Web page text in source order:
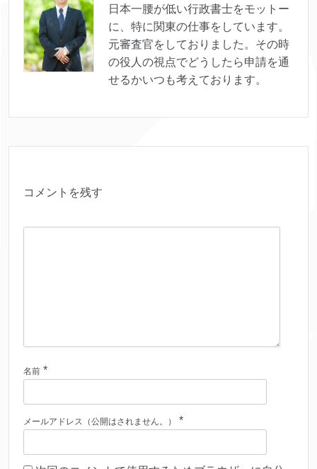
日本一腰が低い行政書士をモットー
に、特に関東の仕事をしています。
元審査官をしておりました。その時
の役人の視点でどうしたら申請を通
せるかいつも考えております。
コメントを残す
名前 *
メールアドレス（公開はされません。） *